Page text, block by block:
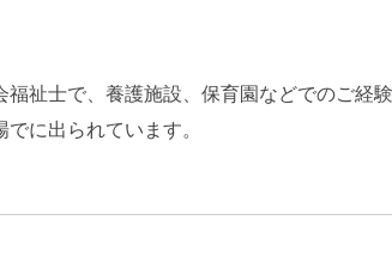
祉士で、養護施設、保育園などでのご経
に出られています。